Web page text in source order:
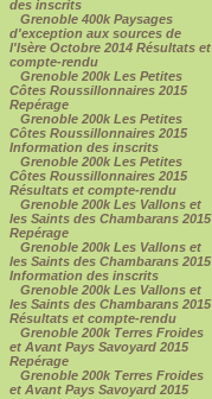
des inscrits
Grenoble 400k Paysages
d'exception aux sources de
l'Isère Octobre 2014 Résultats et
compte-rendu
Grenoble 200k Les Petites
Côtes Roussillonnaires 2015
Repérage
Grenoble 200k Les Petites
Côtes Roussillonnaires 2015
Information des inscrits
Grenoble 200k Les Petites
Côtes Roussillonnaires 2015
Résultats et compte-rendu
Grenoble 200k Les Vallons et
les Saints des Chambarans 2015
Repérage
Grenoble 200k Les Vallons et
les Saints des Chambarans 2015
Information des inscrits
Grenoble 200k Les Vallons et
les Saints des Chambarans 2015
Résultats et compte-rendu
Grenoble 200k Terres Froides
et Avant Pays Savoyard 2015
Repérage
Grenoble 200k Terres Froides
et Avant Pays Savoyard 2015